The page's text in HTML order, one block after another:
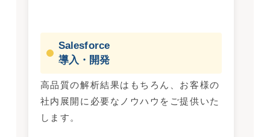
Salesforce
導入・開発
高品質の解析結果はもちろん、お客様の
社内展開に必要なノウハウをご提供いた
します。